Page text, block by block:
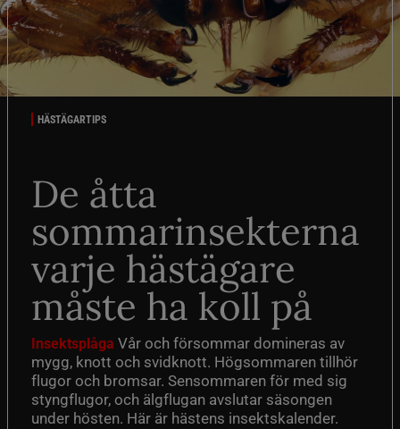
HÄSTÄGARTIPS
De åtta
sommarinsekterna
varje hästägare
måste ha koll på
Insektsplåga Vår och försommar domineras av
mygg, knott och svidknott. Högsommaren tillhör
flugor och bromsar. Sensommaren för med sig
styngflugor, och älgflugan avslutar säsongen
under hösten. Här är hästens insektskalender.